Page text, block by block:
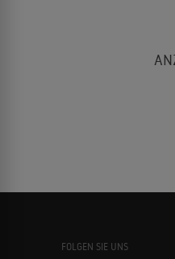
FOLGEN SIE UNS